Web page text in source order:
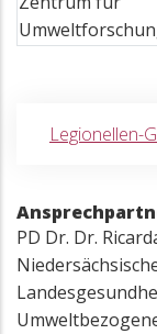
Legionellen-
PD Dr. Dr.